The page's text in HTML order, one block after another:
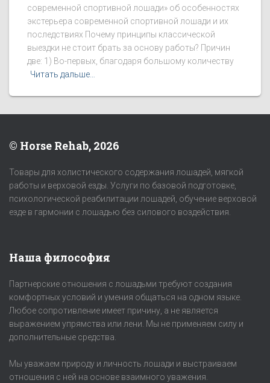
современной спортивной лошади» об особенностях
экстерьера современной спортивной лошади и их
последствиях Почему принципы классической
выездки не стоит брать за основу работы? Причин
две: 1) Во-первых, благодаря большому количеству
Читать дальше…
© Horse Rehab, 2026
Товары для холистического содержания лошадей, мягкой
работы и верховой езды. Услуги по базовой подготовке,
психологической реабилитации лошадей, обучение верховой
езде в гармонии с лошадью без силового воздействия.
Наша философия
Партнерские отношения с лошадьми требуют создания
комфортных условий и умения общаться на одном языке.
Любое сопротивление имеет причину, а не является
выражением упрямства или лени. Мы не применяем силу и
дополнительные средства.
Мы уважаем природу и личность лошади и выстраиваем
отношения с ней на основе взаимного уважения.